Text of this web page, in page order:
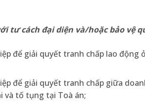
tư cách đại diện và/hoặc bảo vệ
để giải quyết tranh chấp lao động
để giải quyết tranh chấp giữa
và tố tụng tại Toà án;